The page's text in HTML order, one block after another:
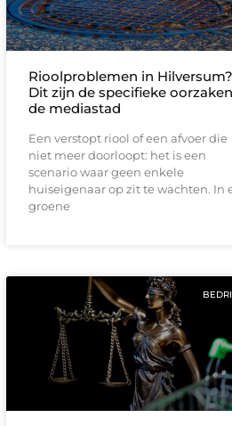
Rioolproblemen in Hilversum?
Dit zijn de specifieke
de mediastad
Een verstopt riool of een afvoer die
niet meer doorloopt: het is een
scenario waar geen enkele
huiseigenaar op zit te wachten. In
groene